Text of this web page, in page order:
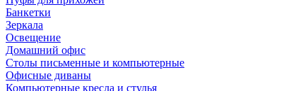
Банкетки
Зеркала
Освещение
Домашний офис
Столы письменные и компьютерные
Офисные диваны
Компьютерные кресла и стулья